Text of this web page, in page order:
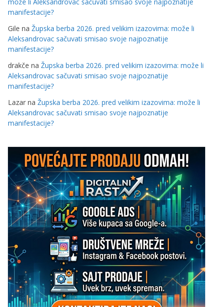
može li Aleksandrovac sačuvati smisao svoje najpoznatije
manifestacije?
Gile na Župska berba 2026. pred velikim izazovima: može li
Aleksandrovac sačuvati smisao svoje najpoznatije
manifestacije?
drakče na Župska berba 2026. pred velikim izazovima: može li
Aleksandrovac sačuvati smisao svoje najpoznatije
manifestacije?
Lazar na Župska berba 2026. pred velikim izazovima: može li
Aleksandrovac sačuvati smisao svoje najpoznatije
manifestacije?